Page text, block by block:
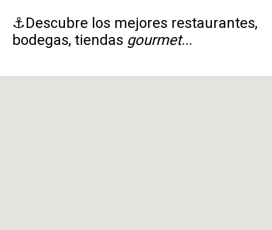
⚓Descubre los mejores restaurantes,
bodegas, tiendas gourmet...